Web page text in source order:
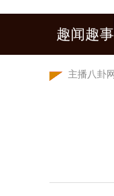
趣闻趣事
主播八卦网